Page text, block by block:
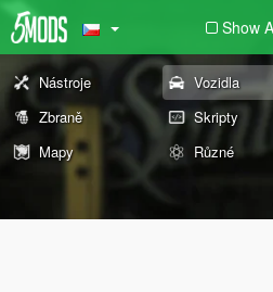
Show
Nástroje Vozidla
Zbraně
Skripty
Mapy
Různé